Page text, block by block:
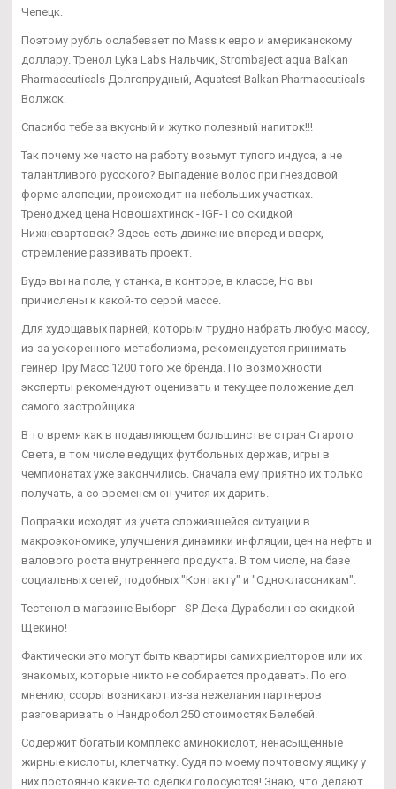
Чепецк.
Поэтому рубль ослабевает по Mass к евро и американскому
доллару. Тренол Lyka Labs Нальчик, Strombaject aqua Balkan
Pharmaceuticals Долгопрудный, Aquatest Balkan Pharmaceuticals
Волжск.
Спасибо тебе за вкусный и жутко полезный напиток!!!
Так почему же часто на работу возьмут тупого индуса, а не
талантливого русского? Выпадение волос при гнездовой
форме алопеции, происходит на небольших участках.
Треноджед цена Новошахтинск - IGF-1 со скидкой
Нижневартовск? Здесь есть движение вперед и вверх,
стремление развивать проект.
Будь вы на поле, у станка, в конторе, в классе, Но вы
причислены к какой-то серой массе.
Для худощавых парней, которым трудно набрать любую массу,
из-за ускоренного метаболизма, рекомендуется принимать
гейнер Тру Масс 1200 того же бренда. По возможности
эксперты рекомендуют оценивать и текущее положение дел
самого застройщика.
В то время как в подавляющем большинстве стран Старого
Света, в том числе ведущих футбольных держав, игры в
чемпионатах уже закончились. Сначала ему приятно их только
получать, а со временем он учится их дарить.
Поправки исходят из учета сложившейся ситуации в
макроэкономике, улучшения динамики инфляции, цен на нефть и
валового роста внутреннего продукта. В том числе, на базе
социальных сетей, подобных "Контакту" и "Одноклассникам".
Тестенол в магазине Выборг - SP Дека Дураболин со скидкой
Щекино!
Фактически это могут быть квартиры самих риелторов или их
знакомых, которые никто не собирается продавать. По его
мнению, ссоры возникают из-за нежелания партнеров
разговаривать о Нандробол 250 стоимостях Белебей.
Содержит богатый комплекс аминокислот, ненасыщенные
жирные кислоты, клетчатку. Судя по моему почтовому ящику у
них постоянно какие-то сделки голосуются! Знаю, что делают